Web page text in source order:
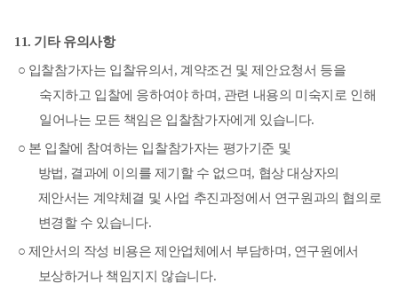
11. 기타 유의사항
○ 입찰참가자는 입찰유의서 , 계약조건 및 제안요청서 등을
숙지하고 입찰에 응하여야 하며 , 관련 내용의 미숙지로 인해
일어나는 모든 책임은 입찰참가자에게 있습니다.
○ 본 입찰에 참여하는 입찰참가자는 평가기준 및
방법, 결과에 이 의를 제기할 수 없으며, 협상 대상자의
제안서는 계약체결 및 사업 추진과정에서 연구원과의 협의로
변경할 수 있습니다.
○ 제안서의 작성 비용은 제안업체에서 부담하며 , 연구원에서
보상하거나 책임지지 않습니다.